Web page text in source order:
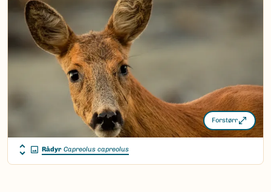
Takson ID:293
Gå til Nortaxa for flere detaljer
Forstørr
Rådyr Capreolus capreolus